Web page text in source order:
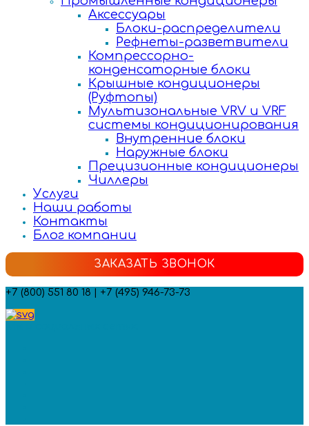
Аксессуары
Блоки-распределители
Рефнеты-разветвители
Компрессорно-
конденсаторные блоки
Крышные кондиционеры
(Руфтопы)
Мультизональные VRV и VRF
системы кондиционирования
Внутренние блоки
Наружные блоки
Прецизионные кондиционеры
Чиллеры
Услуги
Наши работы
Контакты
Блог компании
ЗАКАЗАТЬ ЗВОНОК
+7 (800) 551 80 18 | +7 (495) 946-73-73